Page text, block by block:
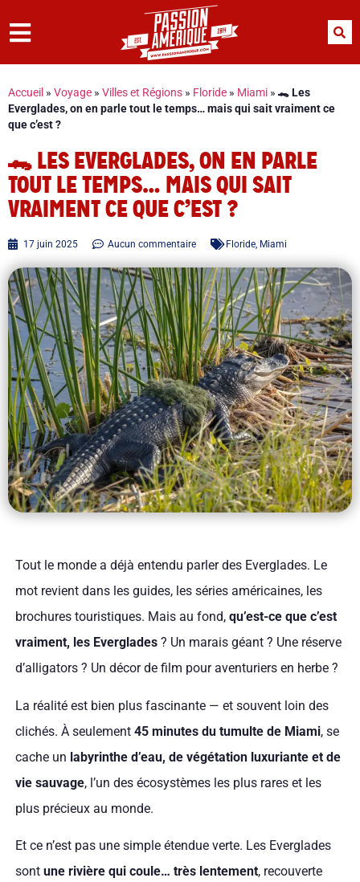
Accueil » Voyage » Villes et Régions » Floride » Miami » 🐊 Les
Everglades, on en parle tout le temps… mais qui sait vraiment ce
que c’est ?
🐊 LES EVERGLADES, ON EN PARLE
TOUT LE TEMPS… MAIS QUI SAIT
VRAIMENT CE QUE C’EST ?
17 juin 2025 Aucun commentaire Floride, Miami
Tout le monde a déjà entendu parler des Everglades. Le
mot revient dans les guides, les séries américaines, les
brochures touristiques. Mais au fond, qu’est-ce que c’est
vraiment, les Everglades? Un marais géant ? Une réserve
d’alligators ? Un décor de film pour aventuriers en herbe ?
La réalité est bien plus fascinante — et souvent loin des
clichés. À seulement 45 minutes du tumulte de Miami, se
cache un labyrinthe d’eau, de végétation luxuriante et de
vie sauvage, l’un des écosystèmes les plus rares et les
plus précieux au monde.
Et ce n’est pas une simple étendue verte. Les Everglades
sont une rivière qui coule… très lentement, recouverte